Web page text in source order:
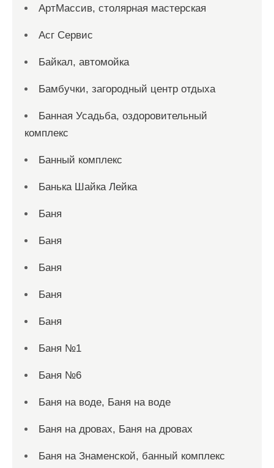
АртМассив, столярная мастерская
Асг Сервис
Байкал, автомойка
Бамбучки, загородный центр отдыха
Банная Усадьба, оздоровительный
комплекс
Банный комплекс
Банька Шайка Лейка
Баня
Баня
Баня
Баня
Баня
Баня №1
Баня №6
Баня на воде, Баня на воде
Баня на дровах, Баня на дровах
Баня на Знаменской, банный комплекс